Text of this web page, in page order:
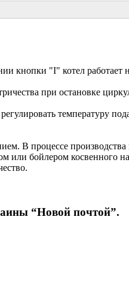
кнопки "I" котел
при остановке
температуру
В процессе
бойлером косвенного
“Новой почтой”.